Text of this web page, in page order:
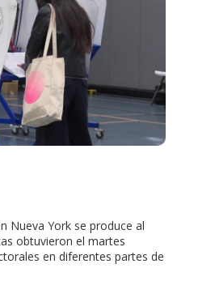
Nueva York se produce al
obtuvieron el martes
en diferentes partes de